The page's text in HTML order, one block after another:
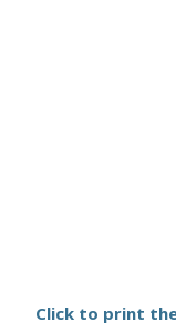
Click to print